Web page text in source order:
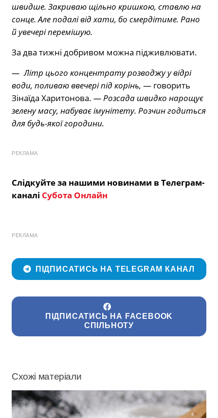
швидше. Закриваю щільно кришкою, ставлю на
сонце. Але подалі від хати, бо смердітиме. Рано
й увечері перемішую.
За два тижні добривом можна підживлювати.
— Літр цього концентрату розводжу у відрі
води, поливаю ввечері під корінь, — говорить
Зінаїда Харитонова. — Розсада швидко нарощує
зелену масу, набуває імунітету. Розчин годиться
для будь-якої городини.
РЕКЛАМА
Слідкуйте за нашими новинами в Телеграм-
каналі Субота Онлайн
РЕКЛАМА
ПІДПИСАТИСЬ НА TELEGRAM КАНАЛ
ПІДПИСАТИСЬ НА FACEBOOK
СПІЛЬНОТУ
Схожі матеріали